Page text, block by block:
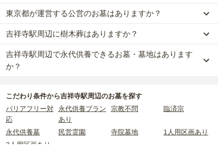
養墓が約45万円です。
一般墓を建てる場合は、「永代使用料（土地代）」と「墓石代」の
2つが主な費用となります。
吉祥寺駅周辺の一般墓の永代使用料の平均は で、墓石代は東
素材によって変わります。
樹木葬・納骨堂・永代供養墓は、基本的に墓石代がかからず、永代
なお、お墓によっては以下の費用が別途かかる場合があります。
・開眼法要の費用：お墓を新しく建てた際に行う儀式のための費
用。僧侶に渡すお布施がかかります。
・納骨式の費用
：お墓に遺骨を納める儀式のための費用。僧侶に渡
すお布施、会食などの費用がかかります。
吉祥寺駅周辺で一番安価なお墓は、メモリアルガーデン三鷹 屋内
永代供養墓「さくら堂」の永代供養墓で、10万円からお求めいただ
けます。
一般的に最も費用を抑えられるのは、他の方のご遺骨と一緒に埋葬
する「合祀墓（ごうしぼ）」 と呼ばれるタイプです。個別のお墓に
比べて省スペースで管理の手間がかからないため、費用が安く設定
されています。
吉祥寺駅周辺で安価なお墓を探したい場合は、 価格の安い順
替えてお墓を探すのがおすすめです。
東京都が運営する公営のお墓はありますか？
吉祥寺駅周辺には、公営の霊園の掲載がありません。
一方で、東京都内には、県または市区町村が運営する公営の霊園が
16件あります。
公営霊園は民営の霊園と異なり、契約にあたって応募資格が設けら
主な条件として、遺骨がすでにある、該当の市区町村に一定年数以
上住んでいるなどが挙げられます。
条件を満たさない場合は、申し込み自体ができないことも多いた
め、事前の確認が重要です。
契約条件の詳細は、各霊園のページをご確認いただくか、資料請求
吉祥寺駅周辺に樹木葬はありますか？
吉祥寺駅周辺には、樹木葬の掲載がありません。
自然葬をお考えの場合は、海洋散骨もご検討ください。
吉祥寺駅周辺で永代供養できるお墓・墓地はあります
か？
詳しくは、吉祥寺駅周辺の永代供養の一覧をご覧ください。
こだわり条件から吉祥寺駅周辺のお墓を探す
バリアフリー対
応
永代供養プラン
あり
宗教不問 臨済宗
永代供養墓 民営霊園 寺院墓地
1人用区画あり
2人用区画あり